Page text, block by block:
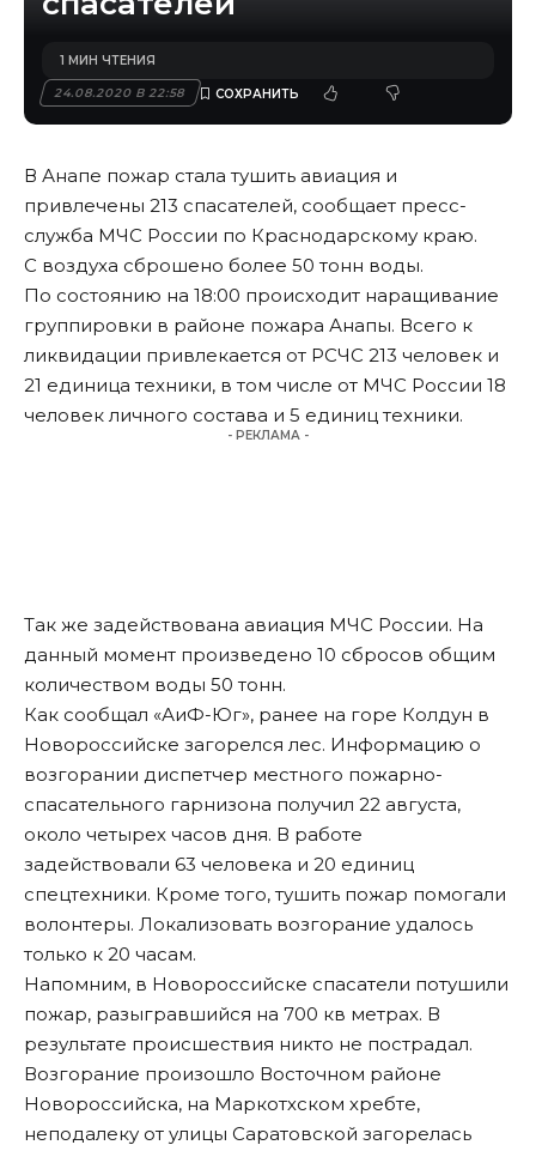
24.08.2020 В 22:58
1 МИН ЧТЕНИЯ
В Анапе пожар стала тушить авиация и
привлечены 213 спасателей, сообщает пресс-
служба МЧС России по Краснодарскому краю.
С воздуха сброшено более 50 тонн воды.
По состоянию на 18:00 происходит наращивание
группировки в районе пожара Анапы. Всего к
ликвидации привлекается от РСЧС 213 человек и
21 единица техники, в том числе от МЧС России 18
человек личного состава и 5 единиц техники.
- РЕКЛАМА -
Так же задействована авиация МЧС России. На
данный момент произведено 10 сбросов общим
количеством воды 50 тонн.
Как сообщал «АиФ-Юг», ранее на горе Колдун в
Новороссийске загорелся лес. Информацию о
возгорании диспетчер местного пожарно-
спасательного гарнизона получил 22 августа,
около четырех часов дня. В работе
задействовали 63 человека и 20 единиц
спецтехники. Кроме того, тушить пожар помогали
волонтеры. Локализовать возгорание удалось
только к 20 часам.
Напомним, в Новороссийске спасатели потушили
пожар, разыгравшийся на 700 кв метрах. В
результате происшествия никто не пострадал.
Возгорание произошло Восточном районе
Новороссийска, на Маркотхском хребте,
неподалеку от улицы Саратовской загорелась